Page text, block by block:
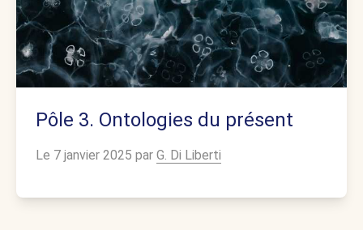
Pôle 3. Ontologies du présent
Le 7 janvier 2025 par G. Di Liberti